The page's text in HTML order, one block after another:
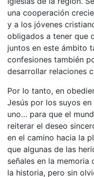
una cooperación
y a los jóvenes
obligados a tener que
juntos en este ámbito
confesiones también
desarrollar relaciones
Por lo tanto, en
Jesús por los suyos en
uno… para que el
reiterar el deseo
en el camino hacia la
que algunas de las
señales en la
la historia, pero sin